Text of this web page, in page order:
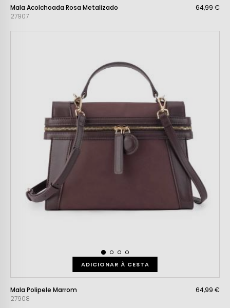
Mala Acolchoada Rosa Metalizado
27907
64,99 €
ADICIONAR À CESTA
Mala Polipele Marrom
27908
64,99 €